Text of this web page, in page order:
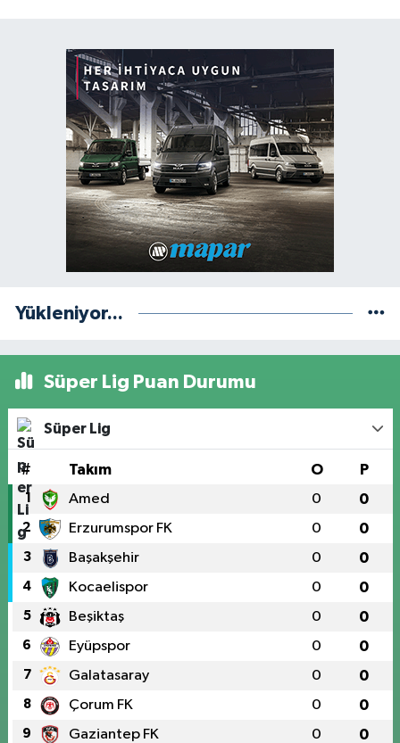
Yükleniyor...
Süper Lig Puan Durumu
Süper Lig
# Takım O P
1 Amed 0 0
2 Erzurumspor FK 0 0
3 Başakşehir 0 0
4 Kocaelispor 0 0
5 Beşiktaş 0 0
6 Eyüpspor 0 0
7 Galatasaray 0 0
8 Çorum FK 0 0
9 Gaziantep FK 0 0